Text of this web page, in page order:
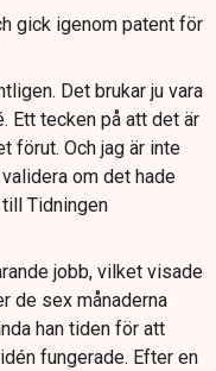
Sverige med
ton
och
och distributörer,
gödsel.
gick igenom patent för
Det brukar ju vara
Ett tecken på att det är
förut. Och jag är inte
om det hade
Tidningen
jobb, vilket visade
de sex månaderna
han tiden för att
fungerade. Efter en